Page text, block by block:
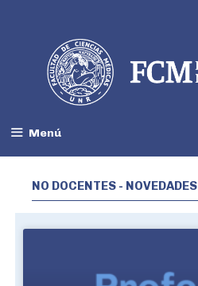
Menú
NO DOCENTES - NOVEDADES